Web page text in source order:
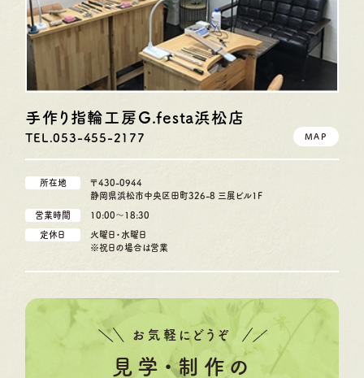
手作り指輪工房G.festa浜松店
TEL.053-455-2177 MAP
所在地
〒430-0944
静岡県浜松市中央区田町326-8 三展ビル1F
営業時間 10:00〜18:30
定休日
火曜日・水曜日
※祝日の場合は営業
お気軽にどうぞ
見学・制作の